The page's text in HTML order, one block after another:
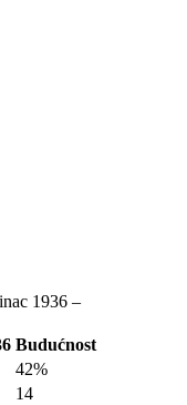
1936 –
Budućnost
42%
14